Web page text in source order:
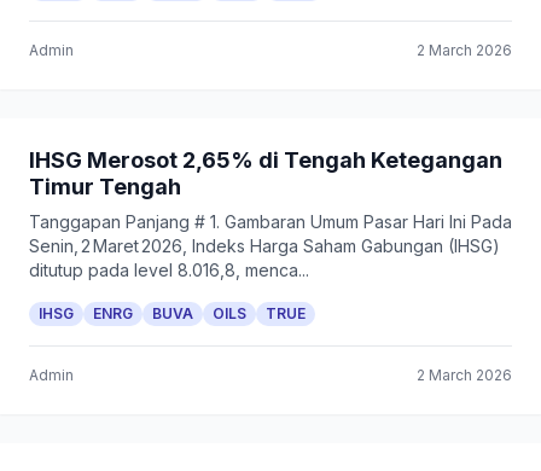
Admin 2 March 2026
IHSG Merosot 2,65% di Tengah Ketegangan
Timur Tengah
Tanggapan Panjang # 1. Gambaran Umum Pasar Hari Ini Pada
Senin, 2 Maret 2026, Indeks Harga Saham Gabungan (IHSG)
ditutup pada level 8.016,8, menca...
IHSG ENRG BUVA OILS TRUE
Admin 2 March 2026